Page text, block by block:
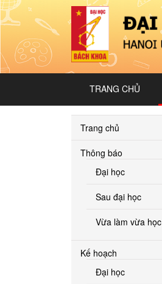
TRANG CHỦ
Trang chủ
Thông báo
Đại học
Sau đại học
Vừa làm vừa học
Kế hoạch
Đại học